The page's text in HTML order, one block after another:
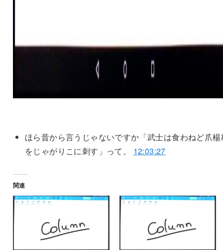
ほら昔から言うじゃないですか「武士は食わねど爪楊
をじゃがりこに刺す」って。 12:03:27
関連